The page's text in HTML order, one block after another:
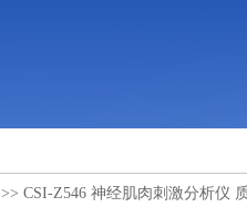
>> CSI-Z546 神经肌肉刺激分析仪